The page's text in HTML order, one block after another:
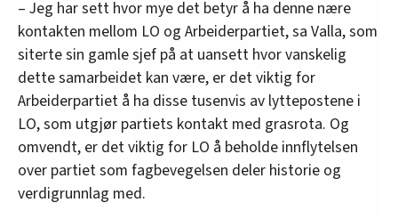
– Jeg har sett hvor mye det betyr å ha denne nære
kontakten mellom LO og Arbeiderpartiet, sa Valla, som
siterte sin gamle sjef på at uansett hvor vanskelig
dette samarbeidet kan være, er det viktig for
Arbeiderpartiet å ha disse tusenvis av lyttepostene i
LO, som utgjør partiets kontakt med grasrota. Og
omvendt, er det viktig for LO å beholde innflytelsen
over partiet som fagbevegelsen deler historie og
verdigrunnlag med.